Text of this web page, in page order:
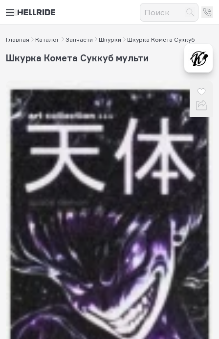
Главная Каталог Запчасти Шкурки Шкурка Комета Суккуб
Шкурка Комета Суккуб мульти